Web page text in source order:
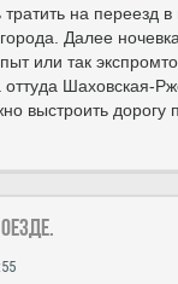
на переезд
Далее
или так
Шаховская-
выстроить